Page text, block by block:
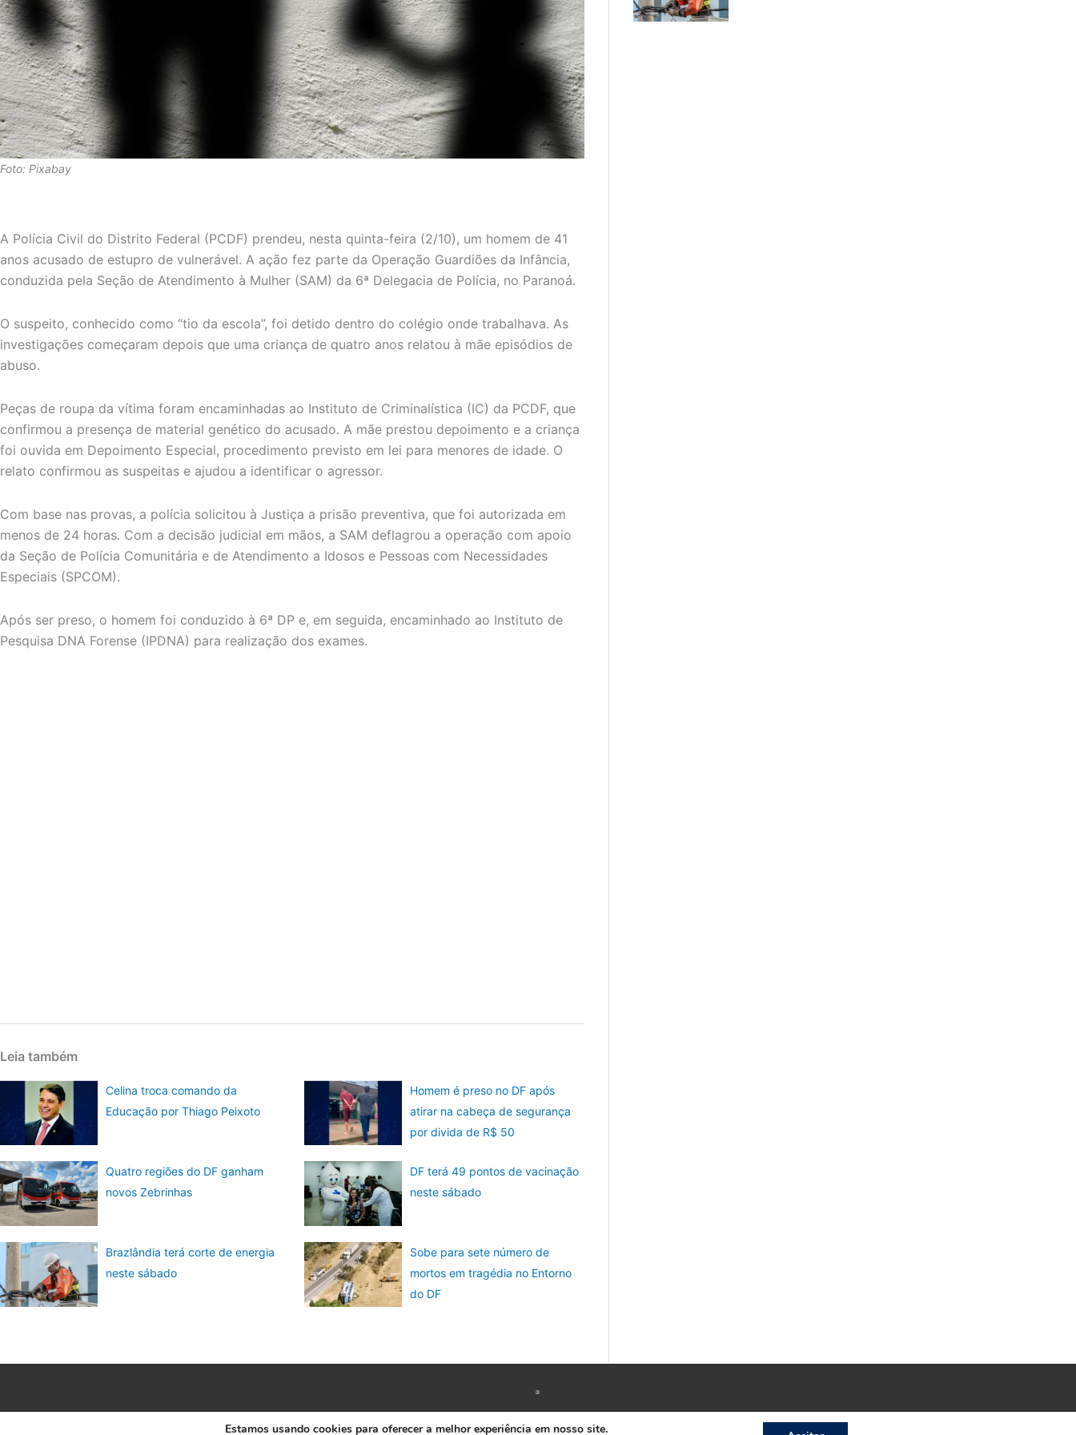
Foto: Pixabay
A Polícia Civil do Distrito Federal (PCDF) prendeu, nesta quinta-feira (2/10), um homem de 41
anos acusado de estupro de vulnerável. A ação fez parte da Operação Guardiões da Infância,
conduzida pela Seção de Atendimento à Mulher (SAM) da 6ª Delegacia de Polícia, no Paranoá.
O suspeito, conhecido como “tio da escola”, foi detido dentro do colégio onde trabalhava. As
investigações começaram depois que uma criança de quatro anos relatou à mãe episódios de
abuso.
Peças de roupa da vítima foram encaminhadas ao Instituto de Criminalística (IC) da PCDF, que
confirmou a presença de material genético do acusado. A mãe prestou depoimento e a criança
foi ouvida em Depoimento Especial, procedimento previsto em lei para menores de idade. O
relato confirmou as suspeitas e ajudou a identificar o agressor.
Com base nas provas, a polícia solicitou à Justiça a prisão preventiva, que foi autorizada em
menos de 24 horas. Com a decisão judicial em mãos, a SAM deflagrou a operação com apoio
da Seção de Polícia Comunitária e de Atendimento a Idosos e Pessoas com Necessidades
Especiais (SPCOM).
Após ser preso, o homem foi conduzido à 6ª DP e, em seguida, encaminhado ao Instituto de
Pesquisa DNA Forense (IPDNA) para realização dos exames.
Leia também
Celina troca comando da
Educação por Thiago Peixoto
Homem é preso no DF após
atirar na cabeça de segurança
por divida de R$ 50
Quatro regiões do DF ganham
novos Zebrinhas
DF terá 49 pontos de vacinação
neste sábado
Brazlândia terá corte de energia
neste sábado
Sobe para sete número de
mortos em tragédia no Entorno
do DF
Copyright © 2026 www.ACORDA DF
Estamos usando cookies para oferecer a melhor experiência em nosso site.